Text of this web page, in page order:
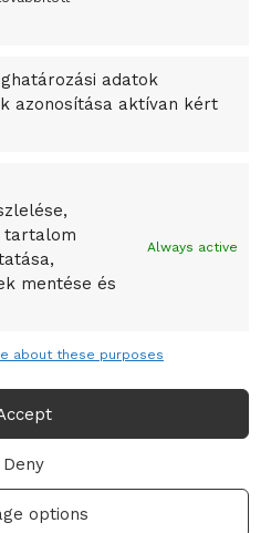
adatok
azonosítása aktívan kért
tartalom
mentése és
Always active
about these purposes
Deny
options
legjobbjai az
államtitkárait kinevezték
okozta
elődöntős – Birkózó